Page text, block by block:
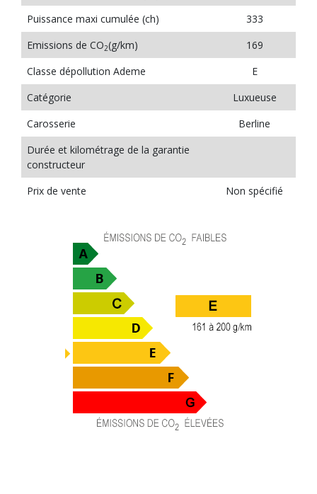
Puissance maxi cumulée (ch)
333
Emissions de CO2(g/km)
169
Classe dépollution Ademe
E
Catégorie
Luxueuse
Carosserie
Berline
Durée et kilométrage de la garantie
constructeur
Prix de vente
Non spécifié